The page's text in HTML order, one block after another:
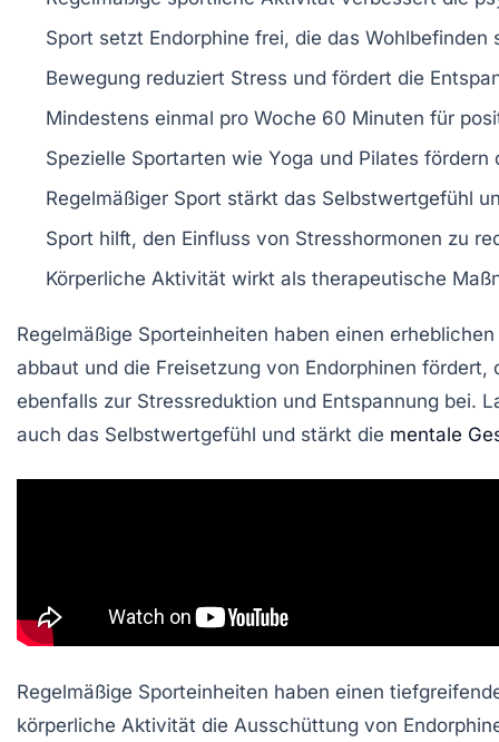
Sport setzt Endorphine frei, die das Wohlbefinden
Bewegung reduziert Stress und fördert die
Mindestens einmal pro Woche 60 Minuten für
Spezielle Sportarten wie Yoga und Pilates fördern
Regelmäßiger Sport stärkt das Selbstwertgefühl
Sport hilft, den Einfluss von Stresshormonen zu
Körperliche Aktivität wirkt als therapeutische
Regelmäßige Sporteinheiten haben einen erheblichen
abbaut und die Freisetzung von Endorphinen fördert,
ebenfalls zur Stressreduktion und Entspannung bei.
auch das Selbstwertgefühl und stärkt die mentale
Regelmäßige Sporteinheiten haben einen
körperliche Aktivität die Ausschüttung von